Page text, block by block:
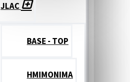
JLAC
BASE - TOP
ΗΜΙΜΟΝΙΜΑ